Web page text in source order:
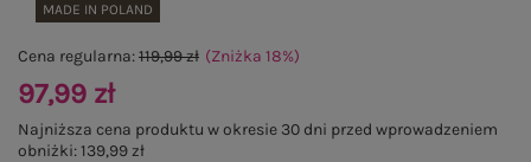
MADE IN POLAND
Cena regularna:119,99 zł (Zniżka 18%)
97,99 zł
Najniższa cena produktu w okresie 30 dni przed wprowadzeniem
obniżki:139,99 zł